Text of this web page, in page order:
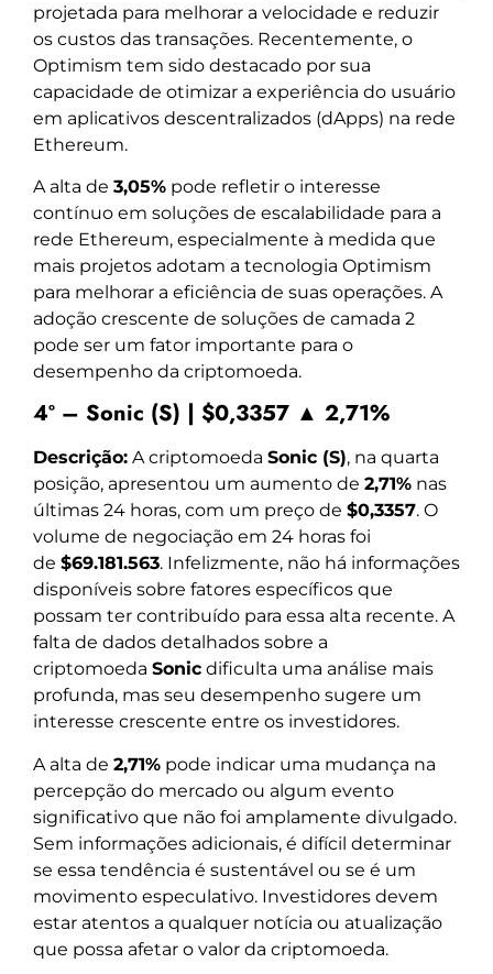
projetada para melhorar a velocidade e reduzir
os custos das transações. Recentemente, o
Optimism tem sido destacado por sua
capacidade de otimizar a experiência do usuário
em aplicativos descentralizados (dApps) na rede
Ethereum.
A alta de 3,05% pode refletir o interesse
contínuo em soluções de escalabilidade para a
rede Ethereum, especialmente à medida que
mais projetos adotam a tecnologia Optimism
para melhorar a eficiência de suas operações. A
adoção crescente de soluções de camada 2
pode ser um fator importante para o
desempenho da criptomoeda.
4º – Sonic (S) | $0,3357 ▲ 2,71%
Descrição: A criptomoeda Sonic (S), na quarta
posição, apresentou um aumento de 2,71% nas
últimas 24 horas, com um preço de $0,3357. O
volume de negociação em 24 horas foi
de $69.181.563. Infelizmente, não há informações
disponíveis sobre fatores específicos que
possam ter contribuído para essa alta recente. A
falta de dados detalhados sobre a
criptomoeda Sonic dificulta uma análise mais
profunda, mas seu desempenho sugere um
interesse crescente entre os investidores.
A alta de 2,71% pode indicar uma mudança na
percepção do mercado ou algum evento
significativo que não foi amplamente divulgado.
Sem informações adicionais, é difícil determinar
se essa tendência é sustentável ou se é um
movimento especulativo. Investidores devem
estar atentos a qualquer notícia ou atualização
que possa afetar o valor da criptomoeda.